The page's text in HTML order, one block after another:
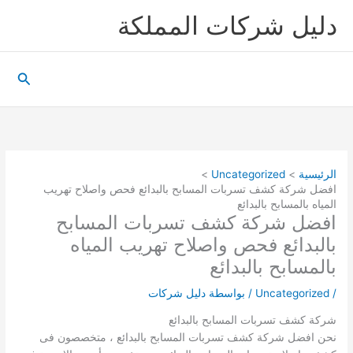
دليل شركات المملكة
الرئيسية
Uncategorized
افضل شركة كشف تسربات المسابح بالبدائع فحص واصلاح تهريب
المياه بالمسابح بالبدائع
افضل شركة كشف تسربات المسابح
بالبدائع فحص واصلاح تهريب المياه
بالمسابح بالبدائع
/
Uncategorized / بواسطة دليل شركات
شركة كشف تسربات المسابح بالبدائع
نحن افضل شركة كشف تسربات المسابح بالبدائع ، متخصصون فى